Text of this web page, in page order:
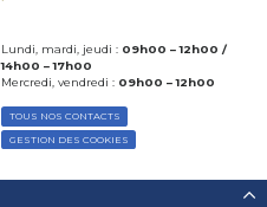
Lundi, mardi, jeudi : 09h00 – 12h00 /
14h00 – 17h00
Mercredi, vendredi : 09h00 – 12h00
TOUS NOS CONTACTS
GESTION DES COOKIES